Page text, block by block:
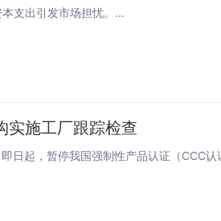
支出引发市场担忧。...
实施工厂跟踪检查